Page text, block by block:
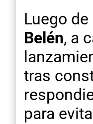
Luego
Belén, a
tras
para